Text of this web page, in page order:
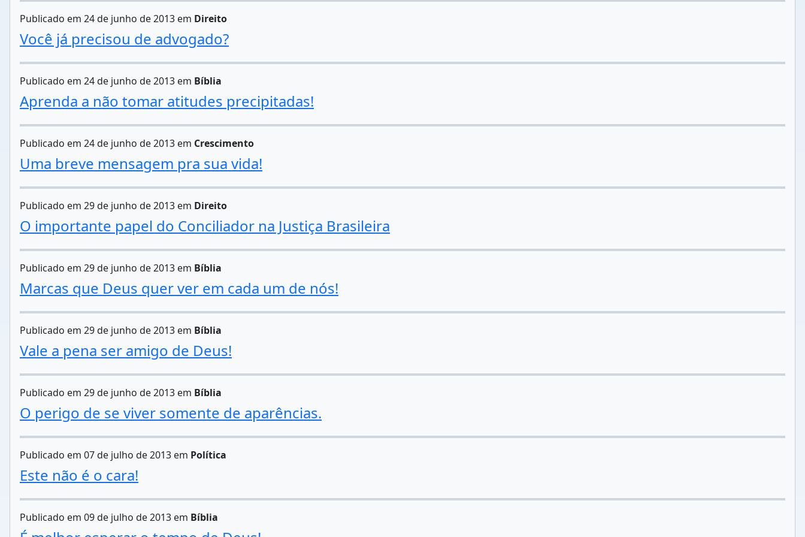
Publicado em 24 de junho de 2013 em Direito
Você já precisou de advogado?
Publicado em 24 de junho de 2013 em Bíblia
Aprenda a não tomar atitudes precipitadas!
Publicado em 24 de junho de 2013 em Crescimento
Uma breve mensagem pra sua vida!
Publicado em 29 de junho de 2013 em Direito
O importante papel do Conciliador na Justiça Brasileira
Publicado em 29 de junho de 2013 em Bíblia
Marcas que Deus quer ver em cada um de nós!
Publicado em 29 de junho de 2013 em Bíblia
Vale a pena ser amigo de Deus!
Publicado em 29 de junho de 2013 em Bíblia
O perigo de se viver somente de aparências.
Publicado em 07 de julho de 2013 em Política
Este não é o cara!
Publicado em 09 de julho de 2013 em Bíblia